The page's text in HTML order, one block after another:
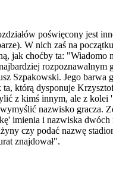
poświęcony jest
W nich zaś na
jak choćby ta: "Wiadomo
rozpoznawalnym
Szpakowski. Jego barwa
ta, którą dysponuje
z kimś innym, ale z kolei
nazwisko gracza.
imienia i nazwiska dwóch
czy podać nazwę
znajdował".